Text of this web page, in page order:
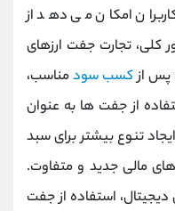
امکان می دهد از
کلی، تجارت جفت ارزهای
پس ازکسب سودمناسب،
از جفت ها به عنوان
ایجاد تنوع بیشتر برای سبد
مالی جدید و متفاوت.
دیجیتال، استفاده از جفت